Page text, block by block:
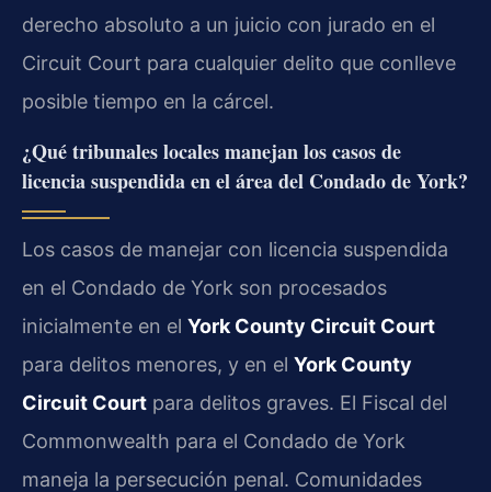
derecho absoluto a un juicio con jurado en el
Circuit Court para cualquier delito que conlleve
posible tiempo en la cárcel.
¿Qué tribunales locales manejan los casos de
licencia suspendida en el área del Condado de York?
Los casos de manejar con licencia suspendida
en el Condado de York son procesados
inicialmente en el York County Circuit Court
para delitos menores, y en el York County
Circuit Court para delitos graves. El Fiscal del
Commonwealth para el Condado de York
maneja la persecución penal. Comunidades